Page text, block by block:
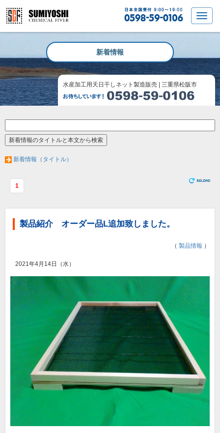
水産加工用天日干しネット製造販売 | 三重県松阪市
新着情報
新着情報（タイトル）
1
製品紹介 オーダー品L追加致しました。
（ 製品情報 ）
2021年4月14日（水）